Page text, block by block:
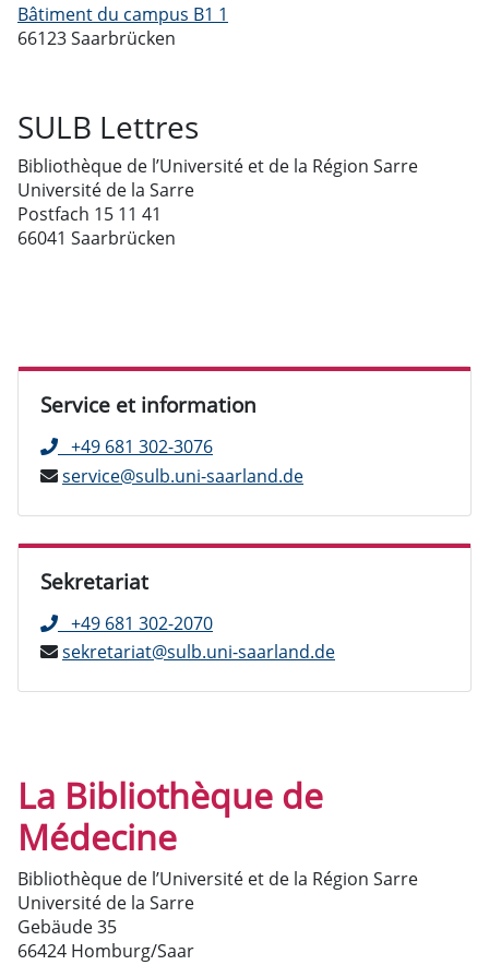
Bâtiment du campus B1 1
66123 Saarbrücken
SULB Lettres
Bibliothèque de l’Université et de la Région Sarre
Université de la Sarre
Postfach 15 11 41
66041 Saarbrücken
Service et information
+49 681 302-3076
service@sulb.uni-saarland.de
Sekretariat
+49 681 302-2070
sekretariat@sulb.uni-saarland.de
La Bibliothèque de
Médecine
Bibliothèque de l’Université et de la Région Sarre
Université de la Sarre
Gebäude 35
66424 Homburg/Saar